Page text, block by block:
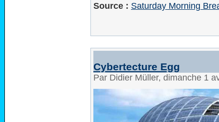
Source : Saturday Morning
Cybertecture Egg
Par Didier Müller, dimanche 1